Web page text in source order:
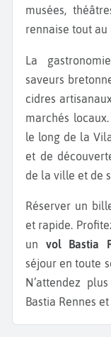
musées,
rennaise tout au
La gastronomie rennaise met à l’honneur les
saveurs
cidres
marchés
le long de la
et de
de la ville et de
Réserver un billet d’avion Bastia Rennes est simple
et rapide.
un vol Bastia
séjour en toute
N’attendez
Bastia Rennes